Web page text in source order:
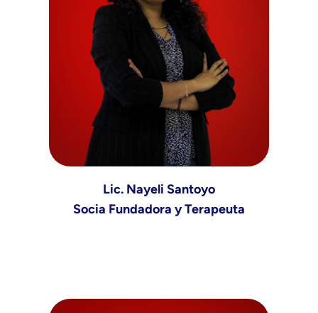
Lic. Nayeli Santoyo
Socia Fundadora y Terapeuta